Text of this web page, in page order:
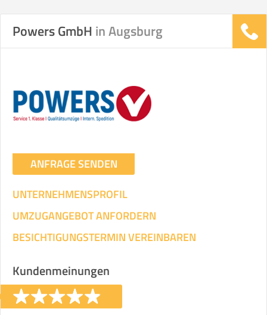
UMZUGSVERGLEICH
Umzugsdaten für Tragen und
Transportieren
Ihre Angaben:
am
Selbst umziehen
Powers GmbH in Augsburg
ANFRAGE SENDEN
UNTERNEHMENSPROFIL
UMZUGANGEBOT ANFORDERN
BESICHTIGUNGSTERMIN VEREINBAREN
Kundenmeinungen